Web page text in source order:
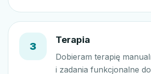
3
Terapia
Dobieram terapię
i zadania funkcjonalne